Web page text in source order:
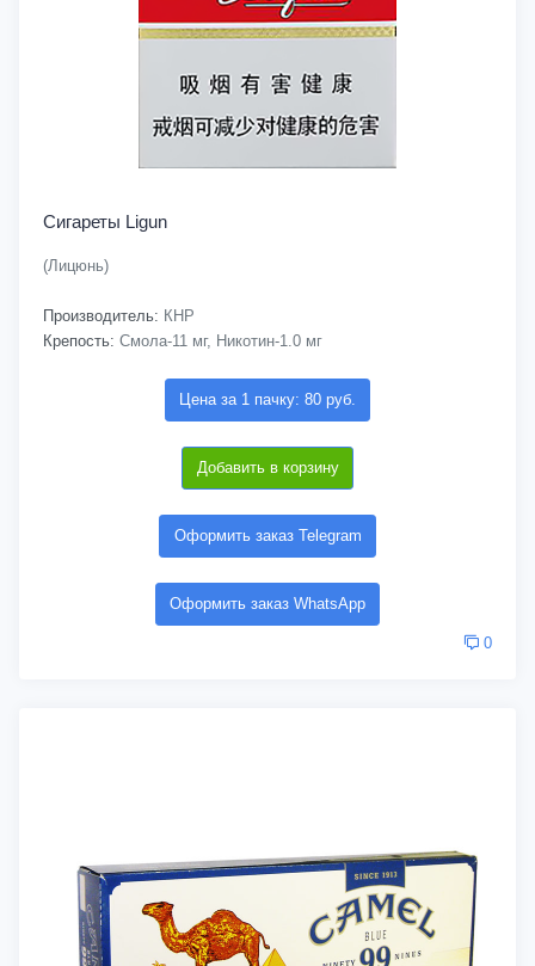
Сигареты Ligun
(Лицюнь)
Производитель: КНР
Крепость: Смола-11 мг, Никотин-1.0 мг
Цена за 1 пачку: 80 руб.
Добавить в корзину
Оформить заказ Telegram
Оформить заказ WhatsApp
0